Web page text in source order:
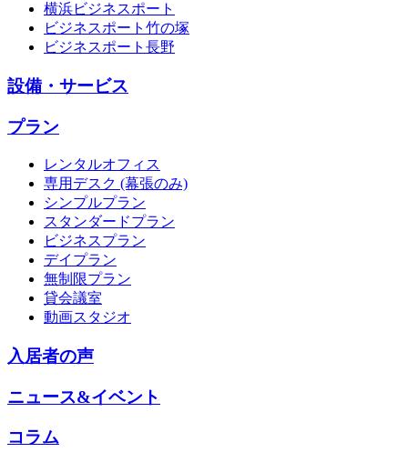
横浜ビジネスポート
ビジネスポート竹の塚
ビジネスポート長野
設備・サービス
プラン
レンタルオフィス
専用デスク (幕張のみ)
シンプルプラン
スタンダードプラン
ビジネスプラン
デイプラン
無制限プラン
貸会議室
動画スタジオ
入居者の声
ニュース&イベント
コラム